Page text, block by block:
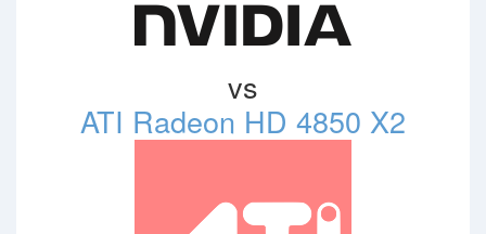
vs
ATI Radeon HD 4850 X2